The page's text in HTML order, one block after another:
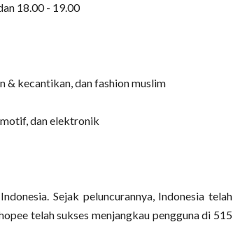
18.00 - 19.00
kecantikan, dan fashion muslim
dan elektronik
Sejak peluncurannya, Indonesia telah
telah sukses menjangkau pengguna di 515